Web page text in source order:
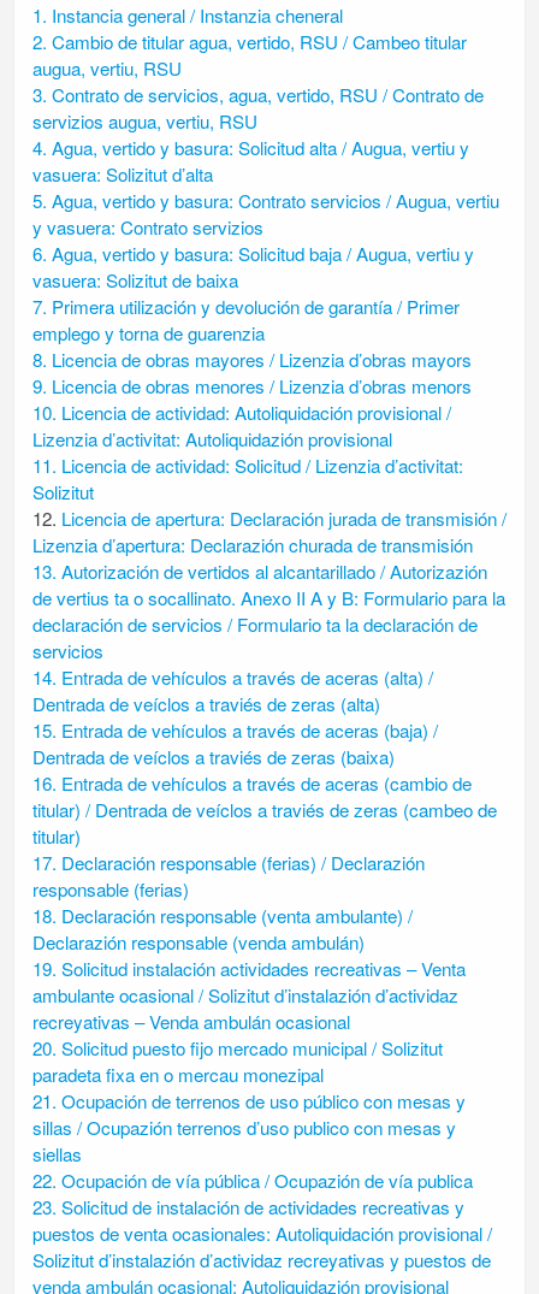
1. Instancia general / Instanzia cheneral
2. Cambio de titular agua, vertido, RSU / Cambeo titular
augua, vertiu, RSU
3. Contrato de servicios, agua, vertido, RSU / Contrato de
servizios augua, vertiu, RSU
4. Agua, vertido y basura: Solicitud alta / Augua, vertiu y
vasuera: Solizitut d’alta
5. Agua, vertido y basura: Contrato servicios / Augua, vertiu
y vasuera: Contrato servizios
6. Agua, vertido y basura: Solicitud baja / Augua, vertiu y
vasuera: Solizitut de baixa
7. Primera utilización y devolución de garantía / Primer
emplego y torna de guarenzia
8. Licencia de obras mayores / Lizenzia d’obras mayors
9. Licencia de obras menores / Lizenzia d’obras menors
10. Licencia de actividad: Autoliquidación provisional /
Lizenzia d’activitat: Autoliquidazión provisional
11. Licencia de actividad: Solicitud / Lizenzia d’activitat:
Solizitut
12. Licencia de apertura: Declaración jurada de transmisión /
Lizenzia d’apertura: Declarazión churada de transmisión
13. Autorización de vertidos al alcantarillado / Autorizazión
de vertius ta o socallinato. Anexo II A y B: Formulario para la
declaración de servicios / Formulario ta la declaración de
servicios
14. Entrada de vehículos a través de aceras (alta) /
Dentrada de veíclos a traviés de zeras (alta)
15. Entrada de vehículos a través de aceras (baja) /
Dentrada de veíclos a traviés de zeras (baixa)
16. Entrada de vehículos a través de aceras (cambio de
titular) / Dentrada de veíclos a traviés de zeras (cambeo de
titular)
17. Declaración responsable (ferias) / Declarazión
responsable (ferias)
18. Declaración responsable (venta ambulante) /
Declarazión responsable (venda ambulán)
19. Solicitud instalación actividades recreativas – Venta
ambulante ocasional / Solizitut d’instalazión d’actividaz
recreyativas – Venda ambulán ocasional
20. Solicitud puesto fijo mercado municipal / Solizitut
paradeta fixa en o mercau monezipal
21. Ocupación de terrenos de uso público con mesas y
sillas / Ocupazión terrenos d’uso publico con mesas y
siellas
22. Ocupación de vía pública / Ocupazión de vía publica
23. Solicitud de instalación de actividades recreativas y
puestos de venta ocasionales: Autoliquidación provisional /
Solizitut d’instalazión d’actividaz recreyativas y puestos de
venda ambulán ocasional: Autoliquidazión provisional